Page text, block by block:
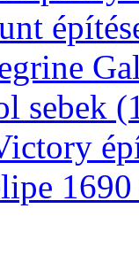
sebek
1690